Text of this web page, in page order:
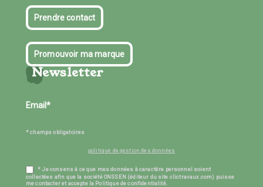
Prendre contact
Promouvoir ma marque
Newsletter
* champs obligatoires
politique de gestion des données
* Je consens à ce que mes données à caractère personnel soient
collectées afin que la société ONSSEN (éditeur du site clictravaux.com) puisse
me contacter et accepte la Politique de confidentialité.